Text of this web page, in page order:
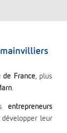
de France, plus
.
entrepreneurs
leur